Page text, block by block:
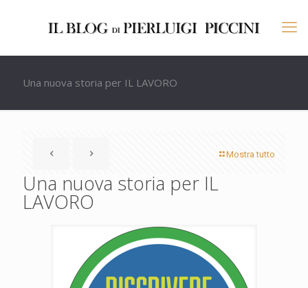
Una nuova storia per IL LAVORO
Mostra tutto
Una nuova storia per IL
LAVORO